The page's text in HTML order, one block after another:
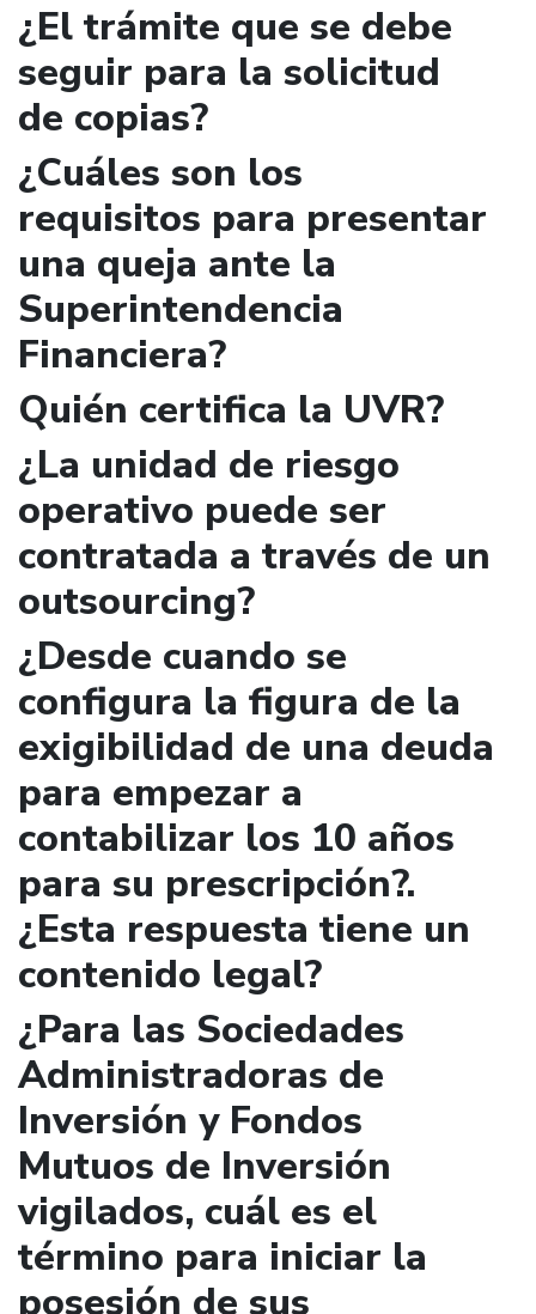
¿El trámite que se debe
seguir para la solicitud
de copias?
¿Cuáles son los
requisitos para presentar
una queja ante la
Superintendencia
Financiera?
Quién certifica la UVR?
¿La unidad de riesgo
operativo puede ser
contratada a través de un
outsourcing?
¿Desde cuando se
configura la figura de la
exigibilidad de una deuda
para empezar a
contabilizar los 10 años
para su prescripción?.
¿Esta respuesta tiene un
contenido legal?
¿Para las Sociedades
Administradoras de
Inversión y Fondos
Mutuos de Inversión
vigilados, cuál es el
término para iniciar la
posesión de sus